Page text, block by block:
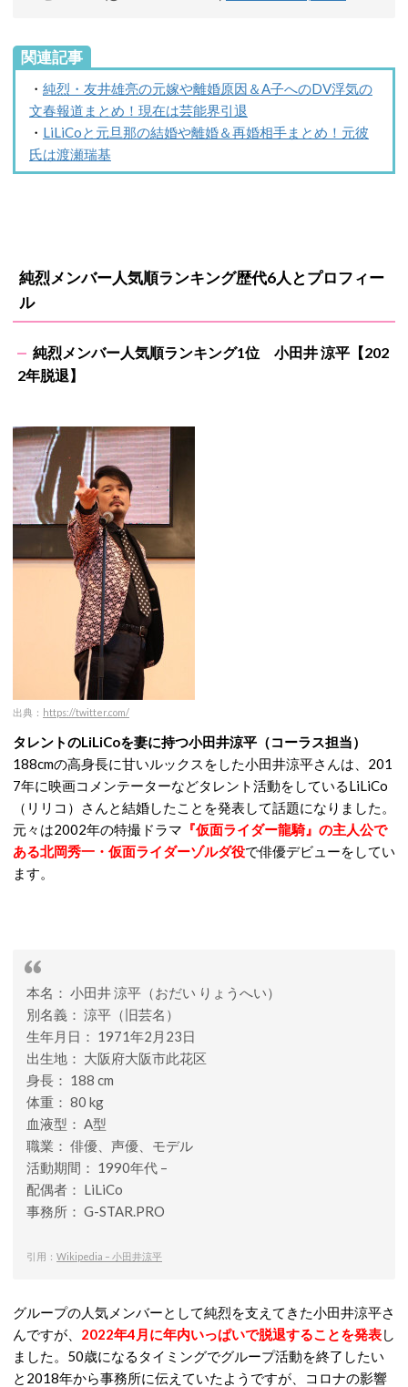
関連記事
・ 純烈・友井雄亮の元嫁や離婚原因＆A子へのDV浮気の
文春報道まとめ！現在は芸能界引退
・ LiLiCoと元旦那の結婚や離婚＆再婚相手まとめ！元彼
氏は渡瀬瑞基
純烈メンバー人気順ランキング歴代6人とプロフィー
ル
純烈メンバー人気順ランキング1位 小田井 涼平【202
2年脱退】
出典： https://twitter.com/
タレントのLiLiCoを妻に持つ小田井涼平（コーラス担当）
188cmの高身長に甘いルックスをした小田井涼平さんは、201
7年に映画コメンテーターなどタレント活動をしているLiLiCo
（リリコ）さんと結婚したことを発表して話題になりました。
元々は2002年の特撮ドラマ 『仮面ライダー龍騎』の主人公で
ある北岡秀一・仮面ライダーゾルダ役で俳優デビューをしてい
ます。
本名： 小田井 涼平（おだい りょうへい）
別名義： 涼平（旧芸名）
生年月日： 1971年2月23日
出生地： 大阪府大阪市此花区
身長： 188 cm
体重： 80 kg
血液型： A型
職業： 俳優、声優、モデル
活動期間： 1990年代 –
配偶者： LiLiCo
事務所： G-STAR.PRO
引用： Wikipedia – 小田井涼平
グループの人気メンバーとして純烈を支えてきた小田井涼平さ
んですが、 2022年4月に年内いっぱいで脱退することを発表し
ました。50歳になるタイミングでグループ活動を終了したい
と2018年から事務所に伝えていたようですが、コロナの影響